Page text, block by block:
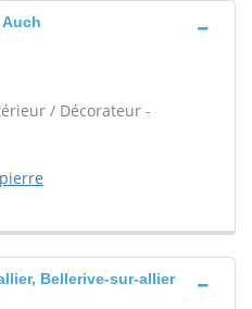
/ Décorateur -
Bellerive-sur-allier